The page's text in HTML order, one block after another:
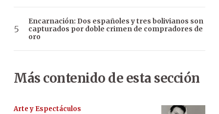
Encarnación: Dos españoles y tres bolivianos son
capturados por doble crimen de compradores de
oro
Más contenido de esta sección
Arte y Espectáculos